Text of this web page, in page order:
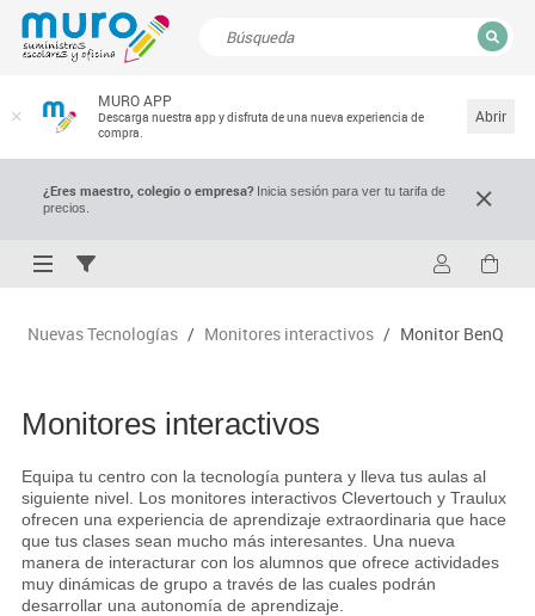
MURO APP
Descarga nuestra app y disfruta de una nueva experiencia de
compra.
Abrir
¿Eres maestro, colegio o empresa?Inicia sesión para ver tu tarifa de
precios.
Nuevas Tecnologías / Monitores interactivos / Monitor BenQ
Monitores interactivos
Equipa tu centro con la tecnología puntera y lleva tus aulas al
siguiente nivel. Los monitores interactivos Clevertouch y Traulux
ofrecen una experiencia de aprendizaje extraordinaria que hace
que tus clases sean mucho más interesantes. Una nueva
manera de interacturar con los alumnos que ofrece actividades
muy dinámicas de grupo a través de las cuales podrán
desarrollar una autonomía de aprendizaje.